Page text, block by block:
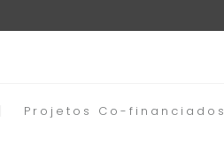
Projetos Co-financiados